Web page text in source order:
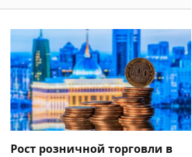
Рост розничной торговли в